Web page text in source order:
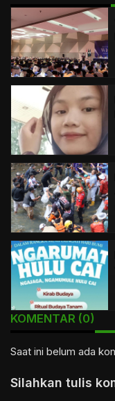
KOMENTAR (0)
Saat ini belum ada
Silahkan tulis